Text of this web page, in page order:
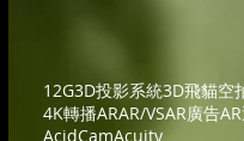
12G3D投影系統3D飛貓空
4K轉播ARAR/VSAR廣告
AcidCamAcuity